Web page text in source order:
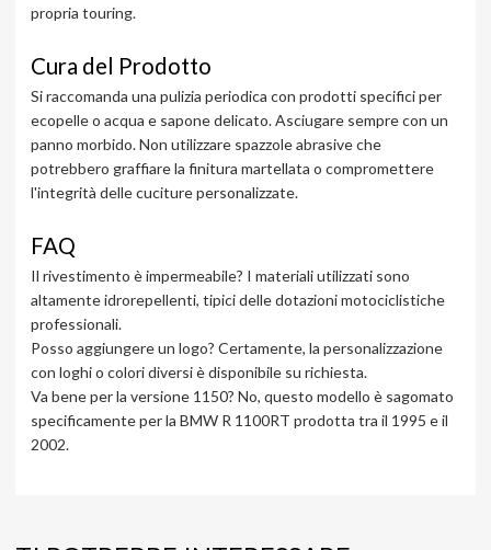
propria touring.
Cura del Prodotto
Si raccomanda una pulizia periodica con prodotti specifici per
ecopelle o acqua e sapone delicato. Asciugare sempre con un
panno morbido. Non utilizzare spazzole abrasive che
potrebbero graffiare la finitura martellata o compromettere
l'integrità delle cuciture personalizzate.
FAQ
Il rivestimento è impermeabile? I materiali utilizzati sono
altamente idrorepellenti, tipici delle dotazioni motociclistiche
professionali.
Posso aggiungere un logo? Certamente, la personalizzazione
con loghi o colori diversi è disponibile su richiesta.
Va bene per la versione 1150? No, questo modello è sagomato
specificamente per la BMW R 1100RT prodotta tra il 1995 e il
2002.